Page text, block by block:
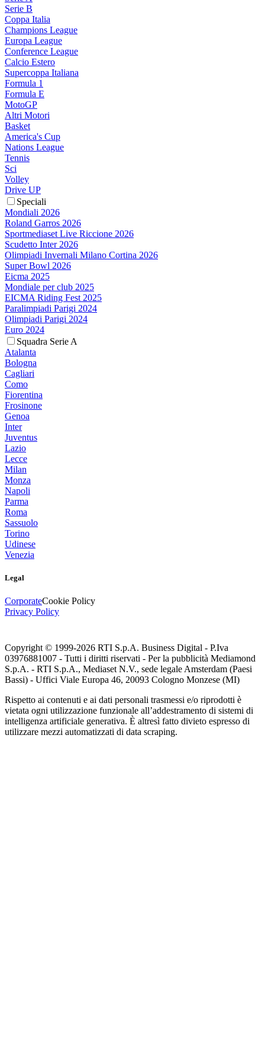
Serie B
Coppa Italia
Champions League
Europa League
Conference League
Calcio Estero
Supercoppa Italiana
Formula 1
Formula E
MotoGP
Altri Motori
Basket
America's Cup
Nations League
Tennis
Sci
Volley
Drive UP
Speciali
Mondiali 2026
Roland Garros 2026
Sportmediaset Live Riccione 2026
Scudetto Inter 2026
Olimpiadi Invernali Milano Cortina 2026
Super Bowl 2026
Eicma 2025
Mondiale per club 2025
EICMA Riding Fest 2025
Paralimpiadi Parigi 2024
Olimpiadi Parigi 2024
Euro 2024
Squadra Serie A
Atalanta
Bologna
Cagliari
Como
Fiorentina
Frosinone
Genoa
Inter
Juventus
Lazio
Lecce
Milan
Monza
Napoli
Parma
Roma
Sassuolo
Torino
Udinese
Venezia
Legal
CorporateCookie Policy
Privacy Policy
Copyright © 1999-2026 RTI S.p.A. Business Digital - P.Iva
03976881007 - Tutti i diritti riservati - Per la pubblicità Mediamond
S.p.A. - RTI S.p.A., Mediaset N.V., sede legale Amsterdam (Paesi
Bassi) - Uffici Viale Europa 46, 20093 Cologno Monzese (MI)
Rispetto ai contenuti e ai dati personali trasmessi e/o riprodotti è
vietata ogni utilizzazione funzionale all’addestramento di sistemi di
intelligenza artificiale generativa. È altresì fatto divieto espresso di
utilizzare mezzi automatizzati di data scraping.